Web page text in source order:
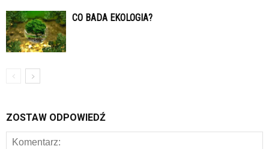
CO BADA EKOLOGIA?
ZOSTAW ODPOWIEDŹ